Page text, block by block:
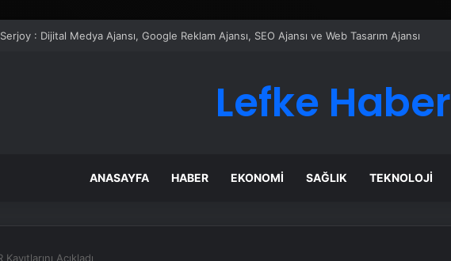
UETDS Nedir ? Uetds.com İle Akıllı Dijital Taşımacılık Yazılımı
Lefke Haber
ANASAYFA HABER EKONOMI SAĞLIK TEKNOLOJI
Kayıtlarını Açıkladı